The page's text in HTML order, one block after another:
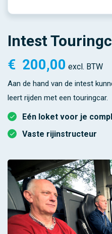
Intest
€ 200,00 excl. BTW
Aan de hand van de intest
leert rijden met een touringcar.
Eén loket voor je
Vaste rijinstructeur